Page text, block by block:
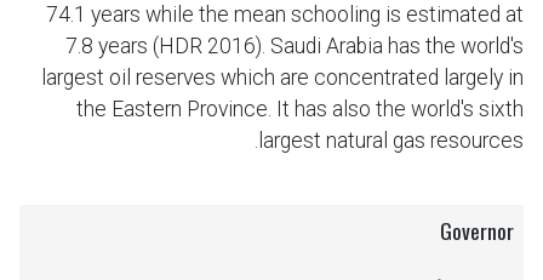
74.1 years while the mean schooling is estimated at
7.8 years (HDR 2016). Saudi Arabia has the world's
largest oil reserves which are concentrated largely in
the Eastern Province. It has also the world's sixth
largest natural gas resources.
Governor